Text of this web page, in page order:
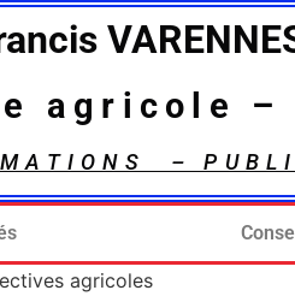
agricole
–
agricoles